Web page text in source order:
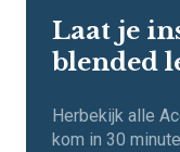
Laat je
blended
Herbekijk alle
kom in 30